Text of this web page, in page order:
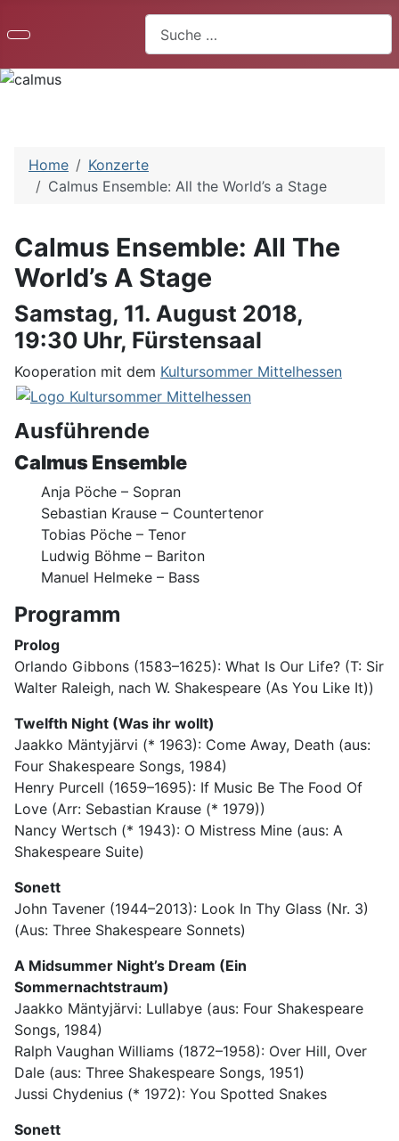
Home
Konzerte
Calmus Ensemble: All the World’s a Stage
Calmus Ensemble: All The
World’s A Stage
Samstag, 11. August 2018,
19:30 Uhr, Fürstensaal
Kooperation mit dem Kultursommer Mittelhessen
Ausführende
Calmus Ensemble
Anja Pöche – Sopran
Sebastian Krause – Countertenor
Tobias Pöche – Tenor
Ludwig Böhme – Bariton
Manuel Helmeke – Bass
Programm
Prolog
Orlando Gibbons (1583–1625): What Is Our Life? (T: Sir
Walter Raleigh, nach W. Shakespeare (As You Like It))
Twelfth Night (Was ihr wollt)
Jaakko Mäntyjärvi (* 1963): Come Away, Death (aus:
Four Shakespeare Songs, 1984)
Henry Purcell (1659–1695): If Music Be The Food Of
Love (Arr: Sebastian Krause (* 1979))
Nancy Wertsch (* 1943): O Mistress Mine (aus: A
Shakespeare Suite)
Sonett
John Tavener (1944–2013): Look In Thy Glass (Nr. 3)
(Aus: Three Shakespeare Sonnets)
A Midsummer Night’s Dream (Ein
Sommernachtstraum)
Jaakko Mäntyjärvi: Lullabye (aus: Four Shakespeare
Songs, 1984)
Ralph Vaughan Williams (1872–1958): Over Hill, Over
Dale (aus: Three Shakespeare Songs, 1951)
Jussi Chydenius (* 1972): You Spotted Snakes
Sonett